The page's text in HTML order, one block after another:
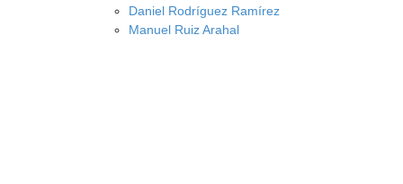
Daniel Rodríguez Ramírez
Manuel Ruiz Arahal